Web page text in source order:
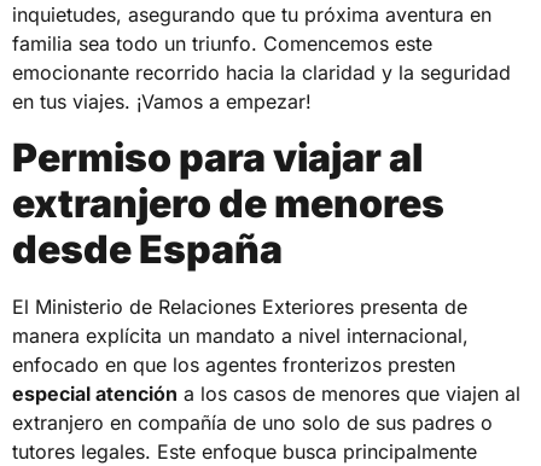
inquietudes, asegurando que tu próxima aventura en
familia sea todo un triunfo. Comencemos este
emocionante recorrido hacia la claridad y la seguridad
en tus viajes. ¡Vamos a empezar!
Permiso para viajar al
extranjero de menores
desde España
El Ministerio de Relaciones Exteriores presenta de
manera explícita un mandato a nivel internacional,
enfocado en que los agentes fronterizos presten
especial atención a los casos de menores que viajen al
extranjero en compañía de uno solo de sus padres o
tutores legales. Este enfoque busca principalmente